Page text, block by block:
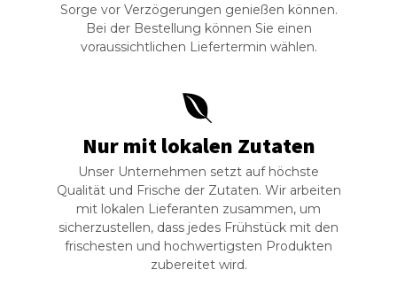
Sorge vor Verzögerungen genießen können.
Bei der Bestellung können Sie einen
voraussichtlichen Liefertermin wählen.
Nur mit lokalen Zutaten
Unser Unternehmen setzt auf höchste
Qualität und Frische der Zutaten. Wir arbeiten
mit lokalen Lieferanten zusammen, um
sicherzustellen, dass jedes Frühstück mit den
frischesten und hochwertigsten Produkten
zubereitet wird.